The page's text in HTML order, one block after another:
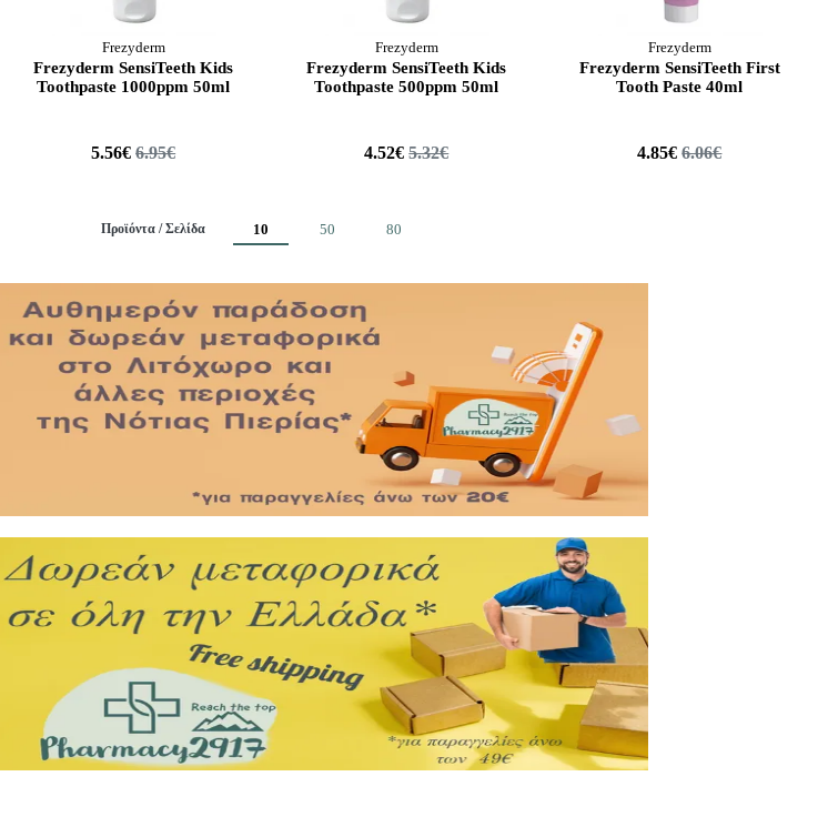
Frezyderm
Frezyderm SensiTeeth Kids
Toothpaste 1000ppm 50ml
5.56€6.95€
Frezyderm
Frezyderm SensiTeeth Kids
Toothpaste 500ppm 50ml
4.52€5.32€
Frezyderm
Frezyderm SensiTeeth First
Tooth Paste 40ml
4.85€6.06€
Προϊόντα / Σελίδα 10 50 80